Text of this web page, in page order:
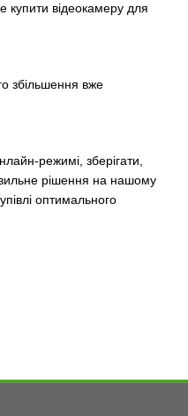
купити відеокамеру для
збільшення вже
режимі, зберігати,
рішення на нашому
оптимального